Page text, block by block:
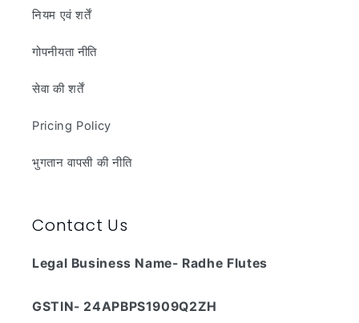
नियम एवं शर्तें
गोपनीयता नीति
सेवा की शर्तें
Pricing Policy
भुगतान वापसी की नीति
Contact Us
Legal Business Name- Radhe Flutes
GSTIN- 24APBPS1909Q2ZH